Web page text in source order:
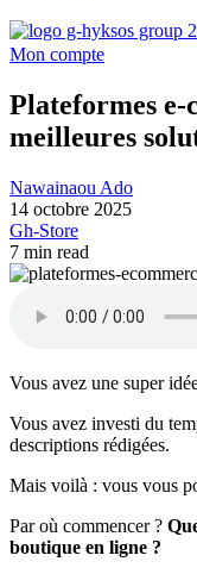
Mon compte
Plateformes
meilleures
Nawainaou Ado
14 octobre 2025
Gh-Store
7 min read
Vous avez une super
Vous avez investi du
descriptions rédigées.
Mais voilà : vous vous
Par où commencer ?
boutique en ligne ?